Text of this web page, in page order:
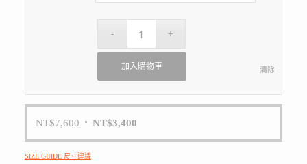
清除
加入購物車
NT$7,600 NT$3,400
SIZE GUIDE 尺寸建議